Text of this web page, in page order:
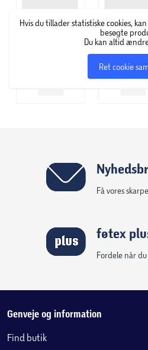
Hvis du tillader statistiske cookies,
besøgte
Du kan altid
Ret cookie
Få vores
føtex
Fordele når
Genveje og information
Find butik